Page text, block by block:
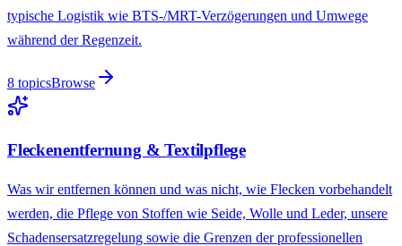
typische Logistik wie BTS-/MRT-Verzögerungen und Umwege
während der Regenzeit.
8 topicsBrowse
Fleckenentfernung & Textilpflege
Was wir entfernen können und was nicht, wie Flecken vorbehandelt
werden, die Pflege von Stoffen wie Seide, Wolle und Leder, unsere
Schadensersatzregelung sowie die Grenzen der professionellen